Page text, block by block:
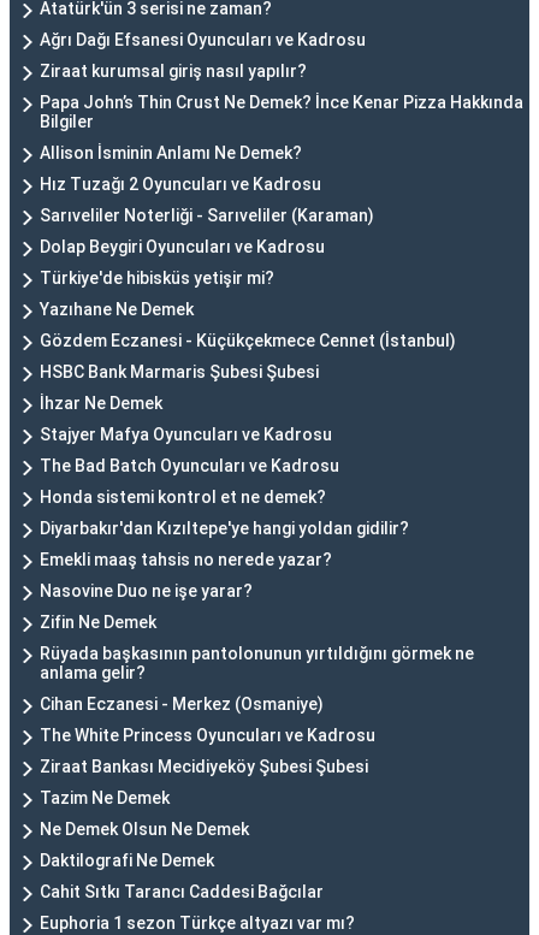
Atatürk'ün 3 serisi ne zaman?
Ağrı Dağı Efsanesi Oyuncuları ve Kadrosu
Ziraat kurumsal giriş nasıl yapılır?
Papa John’s Thin Crust Ne Demek? İnce Kenar Pizza Hakkında
Bilgiler
Allison İsminin Anlamı Ne Demek?
Hız Tuzağı 2 Oyuncuları ve Kadrosu
Sarıveliler Noterliği - Sarıveliler (Karaman)
Dolap Beygiri Oyuncuları ve Kadrosu
Türkiye'de hibisküs yetişir mi?
Yazıhane Ne Demek
Gözdem Eczanesi - Küçükçekmece Cennet (İstanbul)
HSBC Bank Marmaris Şubesi Şubesi
İhzar Ne Demek
Stajyer Mafya Oyuncuları ve Kadrosu
The Bad Batch Oyuncuları ve Kadrosu
Honda sistemi kontrol et ne demek?
Diyarbakır'dan Kızıltepe'ye hangi yoldan gidilir?
Emekli maaş tahsis no nerede yazar?
Nasovine Duo ne işe yarar?
Zifin Ne Demek
Rüyada başkasının pantolonunun yırtıldığını görmek ne
anlama gelir?
Cihan Eczanesi - Merkez (Osmaniye)
The White Princess Oyuncuları ve Kadrosu
Ziraat Bankası Mecidiyeköy Şubesi Şubesi
Tazim Ne Demek
Ne Demek Olsun Ne Demek
Daktilografi Ne Demek
Cahit Sıtkı Tarancı Caddesi Bağcılar
Euphoria 1 sezon Türkçe altyazı var mı?